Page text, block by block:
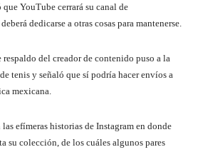
YouTube cerrará su canal de
dedicarse a otras cosas para mantenerse.
del creador de contenido puso a la
tenis y señaló que sí podría hacer envíos a
mexicana.
efímeras historias de Instagram en donde
su colección, de los cuáles algunos pares